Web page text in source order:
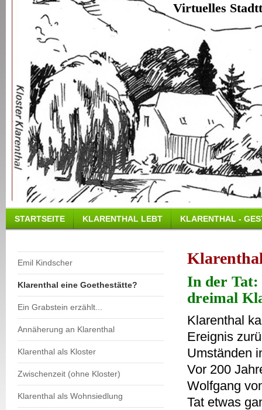
Virtuelles
STARTSEITE KLARENTHAL LEBT KLARENTHAL -
Emil Kindscher
Klarenthal eine Goethestätte?
Ein Grabstein erzählt...
Annäherung an Klarenthal
Klarenthal als Kloster
Zwischenzeit (ohne Kloster)
Klarenthal als Wohnsiedlung
In der Tat:
dreimal
Klarenthal
Ereignis
Umständen
Vor 200
Wolfgang
Tat etwas